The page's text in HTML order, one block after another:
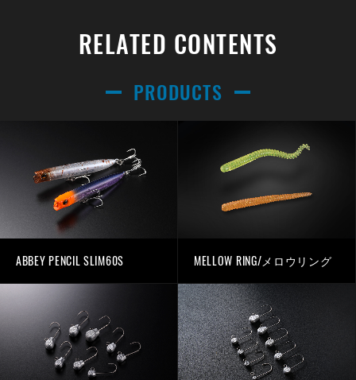
RELATED CONTENTS
PRODUCTS
ABBEY PENCIL SLIM60S MELLOW RING/メロウリング